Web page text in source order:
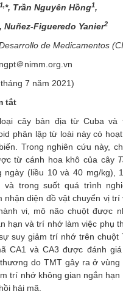
1,*, Trần Nguyên Hồng1,
, Nuñez-Figueredo Yanier2
de Medicamentos
＠nimm.org.vn
7 năm 2021)
tắt
cây bản địa từ Cuba
phân lập từ loài này có
Trong nghiên cứu này,
từ cánh hoa khô của cây
(liều 10 và 40 mg/kg),
trong suốt quá trình
diện đồ vật chuyển vị
vi, mô não chuột được
hạn và trí nhớ làm việc phụ
suy giảm trí nhớ trên chuột
CA1 và CA3 được đánh
do TMT gây ra ở vùng
trí nhớ không gian ngắn
hải mã.